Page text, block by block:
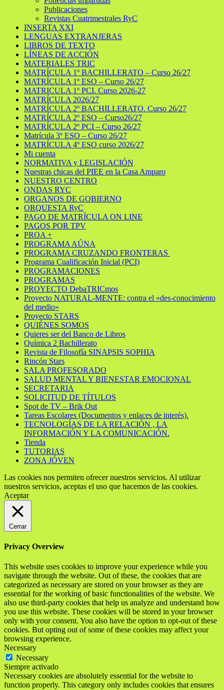
Publicaciones
Revistas Cuatrimestrales RyC
INSERTA XXI
LENGUAS EXTRANJERAS
LIBROS DE TEXTO
LÍNEAS DE ACCIÓN
MATERIALES TRIC
MATRÍCULA 1º BACHILLERATO – Curso 26/27
MATRÍCULA 1º ESO – Curso 26/27
MATRICULA 1º PCI. Curso 2026-27
MATRÍCULA 2026/27
MATRÍCULA 2º BACHILLERATO. Curso 26/27
MATRÍCULA 2º ESO – Curso26/27
MATRÍCULA 2º PCI – Curso 26/27
Matrícula 3º ESO – Curso 26/27
MATRÍCULA 4º ESO curso 2026/27
Mi cuenta
NORMATIVA y LEGISLACIÓN
Nuestras chicas del PIEE en la Casa Amparo
NUESTRO CENTRO
ONDAS RYC
ORGANOS DE GOBIERNO
ORQUESTA RyC
PAGO DE MATRÍCULA ON LINE
PAGOS POR TPV
PROA +
PROGRAMA AÚNA
PROGRAMA CRUZANDO FRONTERAS
Programa Cualificación Inicial (PCI)
PROGRAMACIONES
PROGRAMAS
PROYECTO DebaTRICmos
Proyecto NATURAL-MENTE: contra el «des-conocimiento
del medio»
Proyecto STARS
QUIÉNES SOMOS
Quieres ser del Banco de Libros
Química 2 Bachillerato
Revista de Filosofía SINAPSIS SOPHIA
Rincón Stars
SALA PROFESORADO
SALUD MENTAL Y BIENESTAR EMOCIONAL
SECRETARIA
SOLICITUD DE TÍTULOS
Spot de TV – Brik Out
Tareas Escolares (Documentos y enlaces de interés).
TECNOLOGÍAS DE LA RELACIÓN , LA
INFORMACIÓN Y LA COMUNICACIÓN.
Tienda
TUTORIAS
ZONA JÓVEN
Las cookies nos permiten ofrecer nuestros servicios. Al utilizar
nuestros servicios, aceptas el uso que hacemos de las cookies.
Aceptar
Cerrar
Privacy Overview
This website uses cookies to improve your experience while you
navigate through the website. Out of these, the cookies that are
categorized as necessary are stored on your browser as they are
essential for the working of basic functionalities of the website. We
also use third-party cookies that help us analyze and understand how
you use this website. These cookies will be stored in your browser
only with your consent. You also have the option to opt-out of these
cookies. But opting out of some of these cookies may affect your
browsing experience.
Necessary
Necessary
Siempre activado
Necessary cookies are absolutely essential for the website to
function properly. This category only includes cookies that ensures